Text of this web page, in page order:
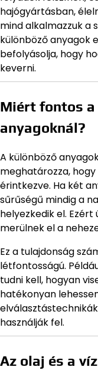
hajógyártásban,
mind alkalmazzuk a
különböző anyagok
befolyásolja, hogy
keverni.
Miért fontos a
anyagoknál?
A különböző
meghatározza,
érintkezve. Ha két
sűrűségű mindig a
helyezkedik el. Ezért
merülnek el a
Ez a tulajdonság
létfontosságú.
tudni kell, hogyan
hatékonyan
használják fel.
Az olaj és a